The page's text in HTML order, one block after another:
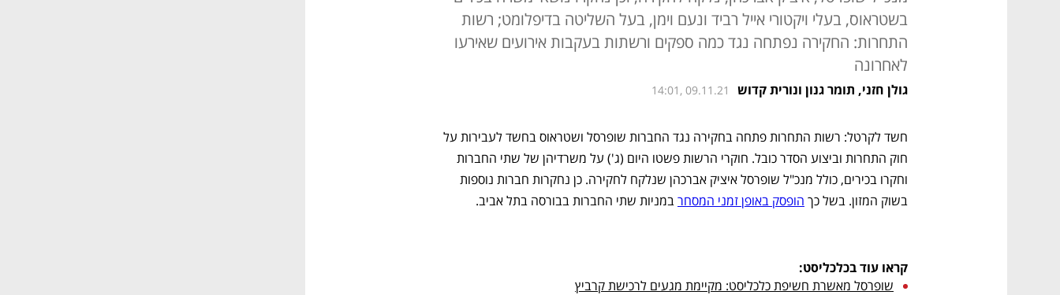
בשטראוס, בעלי ויקטורי אייל רביד ונעם וימן, בעל השליטה בדיפלומט; רשות
התחרות: החקירה נפתחה נגד כמה ספקים ורשתות בעקבות אירועים שאירעו
לאחרונה
גולן חזני, תומר גנון ונורית קדוש 14:01, 09.11.21
בשוק המזון. בשל כך הופסק באופן זמני המסחר במניות שתי החברות בבורסה בתל אביב.
קראו עוד בכלכליסט:
שופרסל מאשרת חשיפת כלכליסט: מקיימת מגעים לרכישת קרביץ